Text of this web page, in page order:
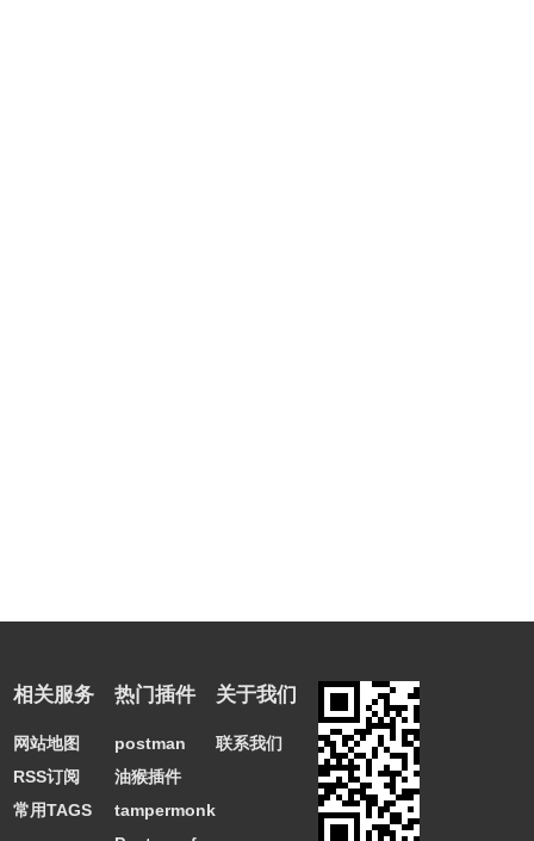
相关服务
网站地图
RSS订阅
常用TAGS
热门插件
postman
油猴插件
tampermonkey
关于我们
联系我们